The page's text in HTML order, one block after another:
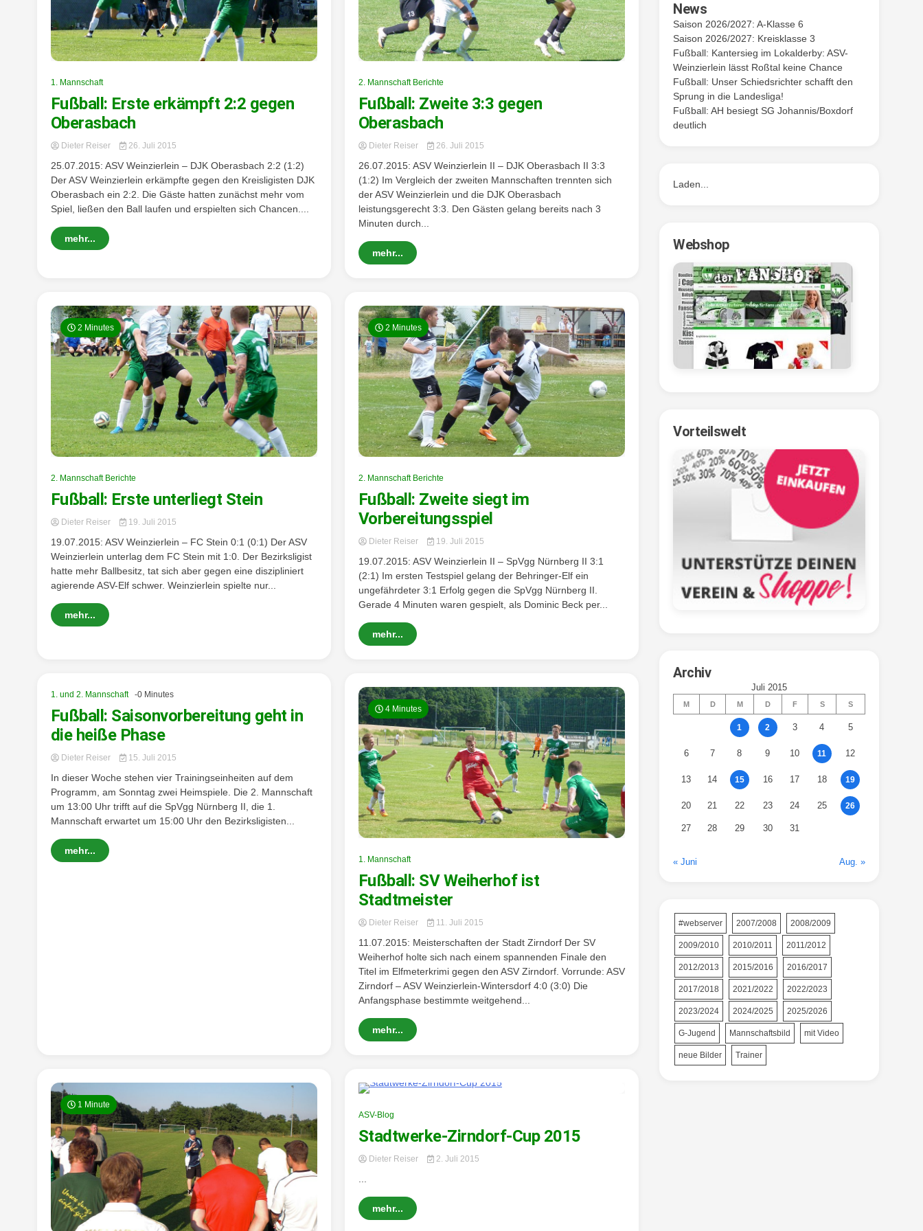
1. Mannschaft
Fußball: Erste erkämpft 2:2 gegen
Oberasbach
Dieter Reiser 26. Juli 2015
25.07.2015: ASV Weinzierlein – DJK Oberasbach 2:2 (1:2)
Der ASV Weinzierlein erkämpfte gegen den Kreisligisten DJK
Oberasbach ein 2:2. Die Gäste hatten zunächst mehr vom
Spiel, ließen den Ball laufen und erspielten sich Chancen....
mehr...
2. Mannschaft Berichte
Fußball: Zweite 3:3 gegen
Oberasbach
Dieter Reiser 26. Juli 2015
26.07.2015: ASV Weinzierlein II – DJK Oberasbach II 3:3
(1:2) Im Vergleich der zweiten Mannschaften trennten sich
der ASV Weinzierlein und die DJK Oberasbach
leistungsgerecht 3:3. Den Gästen gelang bereits nach 3
Minuten durch...
mehr...
2 Minutes
2. Mannschaft Berichte
Fußball: Erste unterliegt Stein
Dieter Reiser 19. Juli 2015
19.07.2015: ASV Weinzierlein – FC Stein 0:1 (0:1) Der ASV
Weinzierlein unterlag dem FC Stein mit 1:0. Der Bezirksligist
hatte mehr Ballbesitz, tat sich aber gegen eine diszipliniert
agierende ASV-Elf schwer. Weinzierlein spielte nur...
mehr...
2 Minutes
2. Mannschaft Berichte
Fußball: Zweite siegt im
Vorbereitungsspiel
Dieter Reiser 19. Juli 2015
19.07.2015: ASV Weinzierlein II – SpVgg Nürnberg II 3:1
(2:1) Im ersten Testspiel gelang der Behringer-Elf ein
ungefährdeter 3:1 Erfolg gegen die SpVgg Nürnberg II.
Gerade 4 Minuten waren gespielt, als Dominic Beck per...
mehr...
1. und 2. Mannschaft -0 Minutes
Fußball: Saisonvorbereitung geht in
die heiße Phase
Dieter Reiser 15. Juli 2015
In dieser Woche stehen vier Trainingseinheiten auf dem
Programm, am Sonntag zwei Heimspiele. Die 2. Mannschaft
um 13:00 Uhr trifft auf die SpVgg Nürnberg II, die 1.
Mannschaft erwartet um 15:00 Uhr den Bezirksligisten...
mehr...
4 Minutes
1. Mannschaft
Fußball: SV Weiherhof ist
Stadtmeister
Dieter Reiser 11. Juli 2015
11.07.2015: Meisterschaften der Stadt Zirndorf Der SV
Weiherhof holte sich nach einem spannenden Finale den
Titel im Elfmeterkrimi gegen den ASV Zirndorf. Vorrunde: ASV
Zirndorf – ASV Weinzierlein-Wintersdorf 4:0 (3:0) Die
Anfangsphase bestimmte weitgehend...
mehr...
1 Minute
ASV-Blog
Stadtwerke-Zirndorf-Cup 2015
Dieter Reiser 2. Juli 2015
mehr...
News
Saison 2026/2027: A-Klasse 6
Saison 2026/2027: Kreisklasse 3
Fußball: Kantersieg im Lokalderby: ASV-
Weinzierlein lässt Roßtal keine Chance
Fußball: Unser Schiedsrichter schafft den
Sprung in die Landesliga!
Fußball: AH besiegt SG Johannis/Boxdorf
deutlich
Laden...
Webshop
Vorteilswelt
Archiv
Juli 2015
M D M D F S S
1 2 3 4 5
6 7 8 9 10 11 12
13 14 15 16 17 18 19
20 21 22 23 24 25 26
27 28 29 30 31
« Juni Aug. »
#webserver 2007/2008 2008/2009
2009/2010 2010/2011 2011/2012
2012/2013 2015/2016 2016/2017
2017/2018 2021/2022 2022/2023
2023/2024 2024/2025 2025/2026
G-Jugend Mannschaftsbild mit Video
neue Bilder Trainer